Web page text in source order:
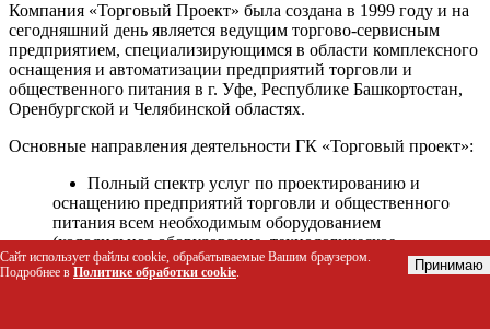
Компания «Торговый Проект» была создана в 1999 году и на
сегодняшний день является ведущим торгово-сервисным
предприятием, специализирующимся в области комплексного
оснащения и автоматизации предприятий торговли и
общественного питания в г. Уфе, Республике Башкортостан,
Оренбургской и Челябинской областях.
Основные направления деятельности ГК «Торговый проект»:
Полный спектр услуг по проектированию и
оснащению предприятий торговли и общественного
питания всем необходимым оборудованием
(холодильное оборудование, технологическое
оборудование, стеллажное оборудование и т.д.);
Автоматизация торговых процессов и внедрения
Сайт использует файлы cookie, обрабатываемые Вашим браузером.
Подробнее в Политике обработки cookie. Принимаю